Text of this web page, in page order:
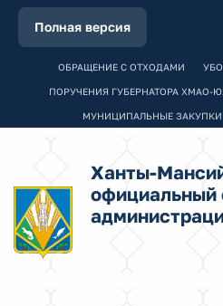
Полная версия
ОБРАЩЕНИЕ С ОТХОДАМИ
ПОРУЧЕНИЯ ГУБЕРНАТОРА ХМАО-
МУНИЦИПАЛЬНЫЕ ЗАКУПКИ
Ханты-
официальный